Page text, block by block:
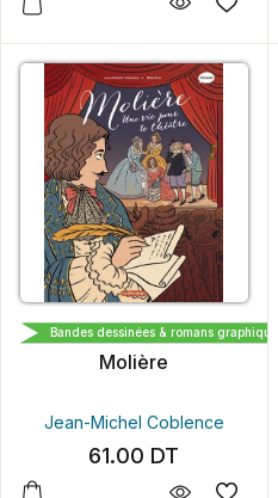
CASTERMAN
Molière
Jean-Michel Coblence
61.00 DT
Bandes dessinées & romans graphiques